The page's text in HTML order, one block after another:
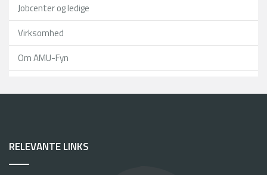
Jobcenter og ledige
Virksomhed
Om AMU-Fyn
RELEVANTE LINKS